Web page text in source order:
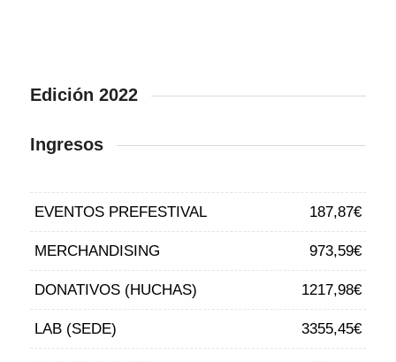
Edición 2022
Ingresos
EVENTOS PREFESTIVAL 187,87€
MERCHANDISING 973,59€
DONATIVOS (HUCHAS) 1217,98€
LAB (SEDE) 3355,45€